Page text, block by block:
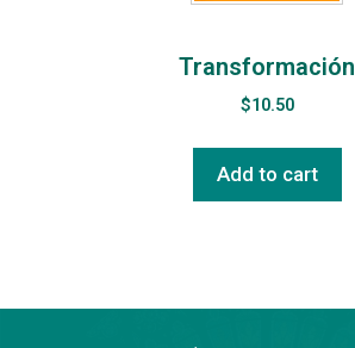
Transformación
$10.50
Add to cart